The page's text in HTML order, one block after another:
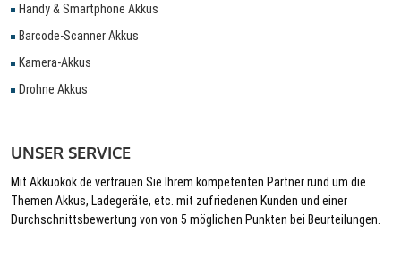
Handy & Smartphone Akkus
Barcode-Scanner Akkus
Kamera-Akkus
Drohne Akkus
UNSER SERVICE
Mit Akkuokok.de vertrauen Sie Ihrem kompetenten Partner rund um die
Themen Akkus, Ladegeräte, etc. mit zufriedenen Kunden und einer
Durchschnittsbewertung von von 5 möglichen Punkten bei Beurteilungen.